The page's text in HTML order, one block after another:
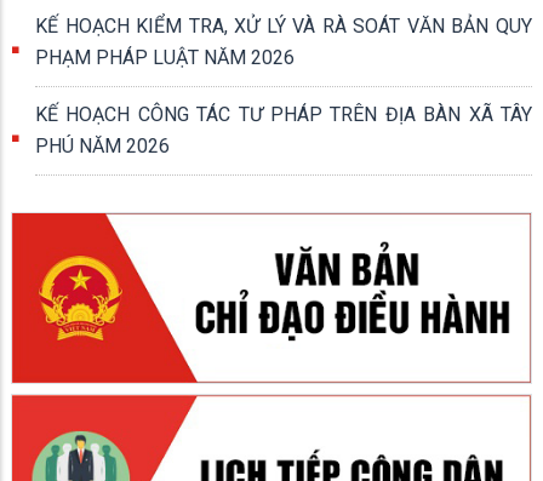
KẾ HOẠCH KIỂM TRA, XỬ LÝ VÀ RÀ SOÁT VĂN BẢN QUY
PHẠM PHÁP LUẬT NĂM 2026
KẾ HOẠCH CÔNG TÁC TƯ PHÁP TRÊN ĐỊA BÀN XÃ TÂY
PHÚ NĂM 2026